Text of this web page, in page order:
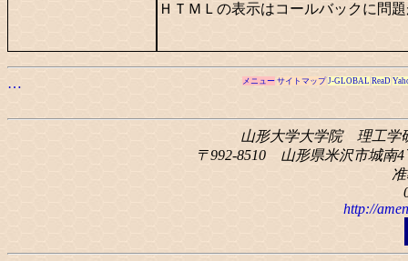
ＨＴＭＬの表示はコールバックに問
… メニュー サイトマップ J-GLOBAL ReaD
山形大学大学院 理工学
〒992-8510 山形県米沢市城南4
http://